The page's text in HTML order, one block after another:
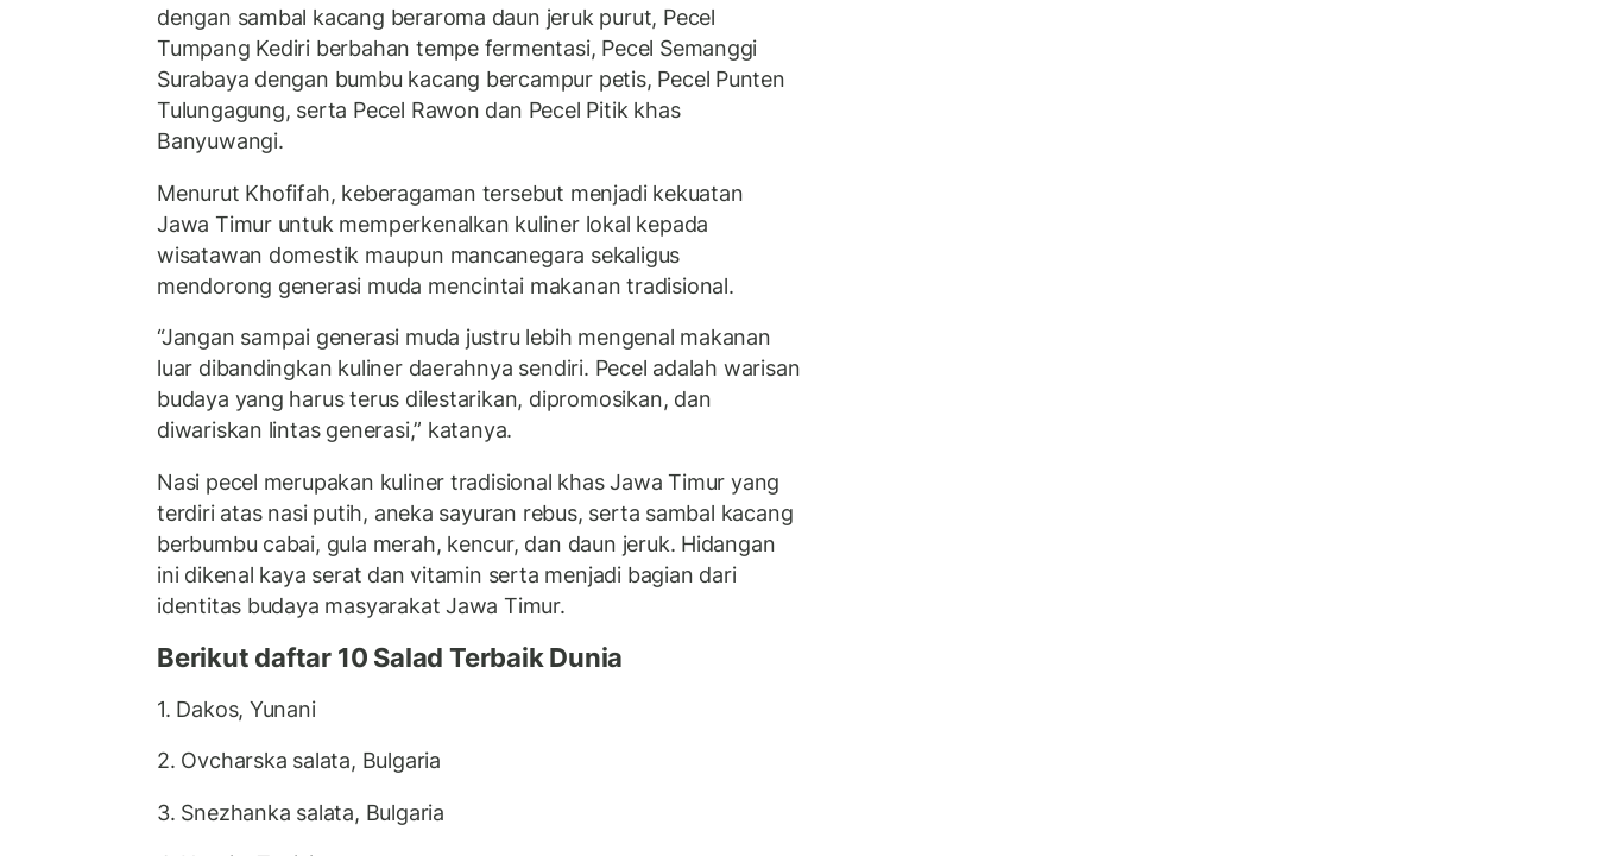
dengan sambal kacang beraroma daun jeruk purut, Pecel
Tumpang Kediri berbahan tempe fermentasi, Pecel Semanggi
Surabaya dengan bumbu kacang bercampur petis, Pecel Punten
Tulungagung, serta Pecel Rawon dan Pecel Pitik khas
Banyuwangi.
Menurut Khofifah, keberagaman tersebut menjadi kekuatan
Jawa Timur untuk memperkenalkan kuliner lokal kepada
wisatawan domestik maupun mancanegara sekaligus
mendorong generasi muda mencintai makanan tradisional.
“Jangan sampai generasi muda justru lebih mengenal makanan
luar dibandingkan kuliner daerahnya sendiri. Pecel adalah warisan
budaya yang harus terus dilestarikan, dipromosikan, dan
diwariskan lintas generasi,” katanya.
Nasi pecel merupakan kuliner tradisional khas Jawa Timur yang
terdiri atas nasi putih, aneka sayuran rebus, serta sambal kacang
berbumbu cabai, gula merah, kencur, dan daun jeruk. Hidangan
ini dikenal kaya serat dan vitamin serta menjadi bagian dari
identitas budaya masyarakat Jawa Timur.
Berikut daftar 10 Salad Terbaik Dunia
1. Dakos, Yunani
2. Ovcharska salata, Bulgaria
3. Snezhanka salata, Bulgaria